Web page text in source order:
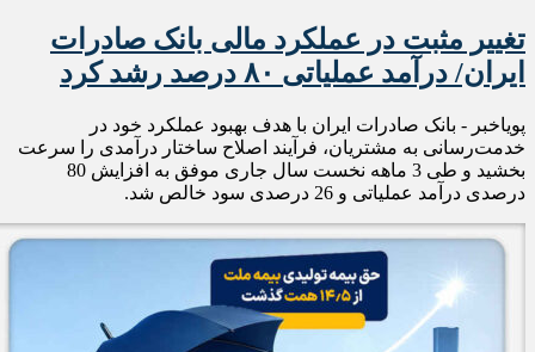
تغییر مثبت در عملکرد مالی بانک صادرات
ایران/ درآمد عملیاتی ۸۰ درصد رشد کرد
پویاخبر - ​بانک صادرات ایران با هدف بهبود عملکرد خود در
خدمت‌رسانی به مشتریان، فرآیند اصلاح ساختار درآمدی را سرعت
بخشید و طی 3 ماهه نخست سال جاری موفق به افزایش 80
درصدی درآمد عملیاتی و 26 درصدی سود خالص شد.